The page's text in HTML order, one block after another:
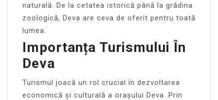
naturală. De la cetatea istorică până la grădina
zoologică, Deva are ceva de oferit pentru toată
lumea.
Importanța Turismului În
Deva
Turismul joacă un rol crucial în dezvoltarea
economică și culturală a orașului Deva. Prin